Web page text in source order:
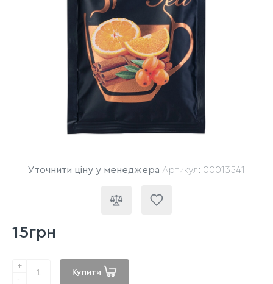
Уточнити ціну у менеджера Артикул: 00013541
15грн
+
-
Купити